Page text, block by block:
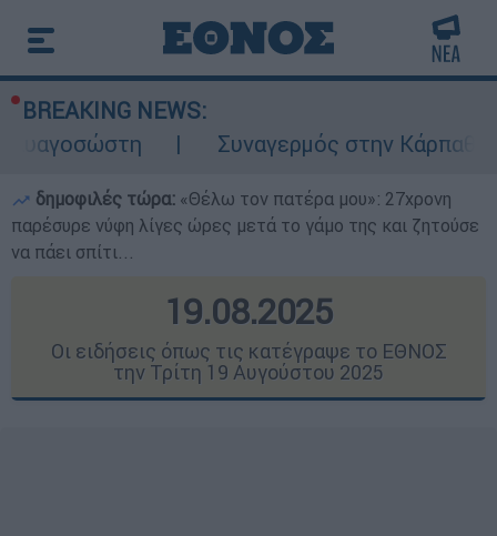
BREAKING NEWS:
Συναγερμός στην Κάρπαθο: Βρέθηκαν
δημοφιλές τώρα: «Θέλω τον πατέρα μου»: 27χρονη
παρέσυρε νύφη λίγες ώρες μετά το γάμο της και ζητούσε
να πάει σπίτι...
19.08.2025
Οι ειδήσεις όπως τις κατέγραψε το ΕΘΝΟΣ
την Τρίτη 19 Αυγούστου 2025